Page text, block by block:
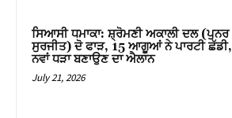
ਸਿਆਸੀ ਧਮਾਕਾ: ਸ਼੍ਰੋਮਣੀ ਅਕਾਲੀ ਦਲ (ਪੁਨਰ
ਸੁਰਜੀਤ) ਦੋ ਫਾੜ, 15 ਆਗੂਆਂ ਨੇ ਪਾਰਟੀ ਛੱਡੀ,
ਨਵਾਂ ਧੜਾ ਬਣਾਉਣ ਦਾ ਐਲਾਨ
July 21, 2026